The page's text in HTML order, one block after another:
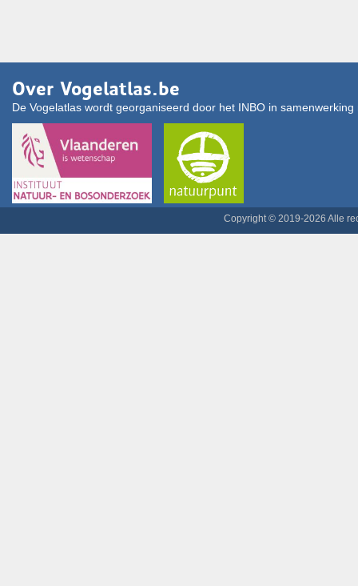
Over Vogelatlas.be
De Vogelatlas wordt georganiseerd door het INBO in
Copyright © 2019-2026 Alle